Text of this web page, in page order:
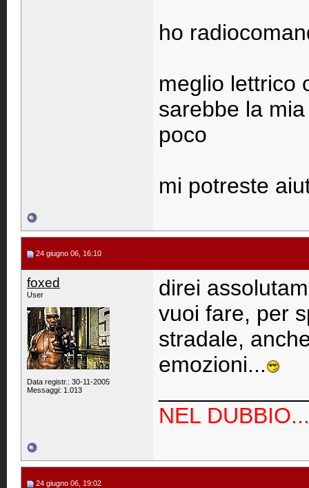
ho
meglio lettrico
sarebbe la
poco
mi potreste
24 giugno 06, 16:10
foxed
User
Data registr.: 30-11-2005
Messaggi: 1.013
direi
vuoi fare, per
stradale,
emozioni...
NEL
24 giugno 06, 19:02